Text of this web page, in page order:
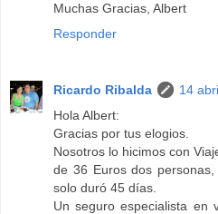
Muchas Gracias, Albert
Responder
Ricardo Ribalda
14
Hola Albert:
Gracias por tus elogios.
Nosotros lo hicimos con
de 36 Euros dos
solo duró 45 días.
Un seguro especialista en